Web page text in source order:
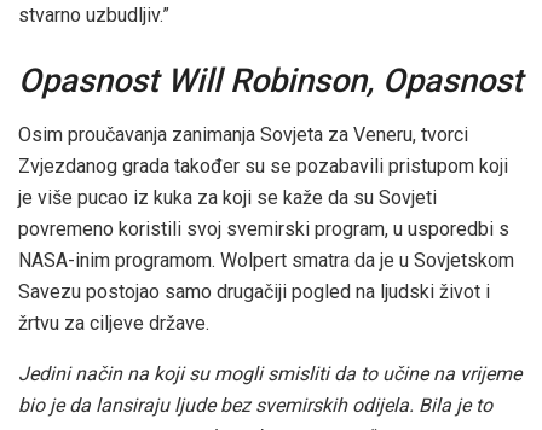
stvarno uzbudljiv.”
Opasnost Will Robinson, Opasnost
Osim proučavanja zanimanja Sovjeta za Veneru, tvorci
Zvjezdanog grada također su se pozabavili pristupom koji
je više pucao iz kuka za koji se kaže da su Sovjeti
povremeno koristili svoj svemirski program, u usporedbi s
NASA-inim programom. Wolpert smatra da je u Sovjetskom
Savezu postojao samo drugačiji pogled na ljudski život i
žrtvu za ciljeve države.
Jedini način na koji su mogli smisliti da to učine na vrijeme
bio je da lansiraju ljude bez svemirskih odijela. Bila je to